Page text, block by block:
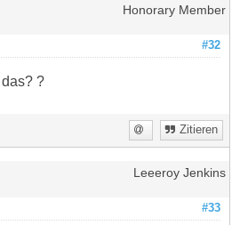
Honorary Member
#32
?
Zitieren
Leeeroy Jenkins
#33